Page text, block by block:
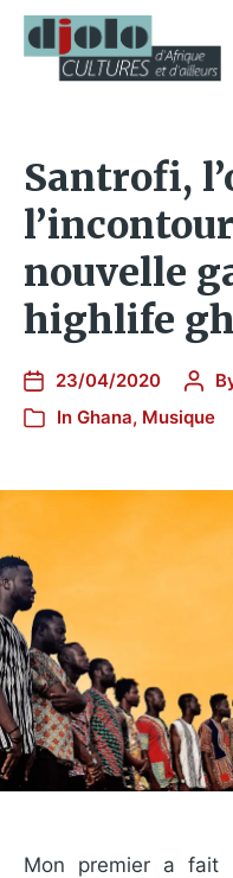
Santrofi,
nouvelle
highlife
23/04/2020
In Ghana, Musique
Mon premier a fait